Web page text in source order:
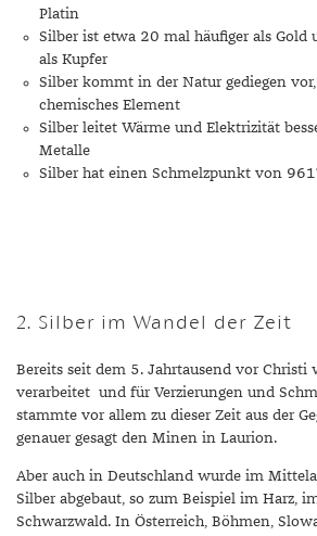
CITRIN
DIAMANT
DIOPSID
JADE
KARNEOL
KUNZIT
LABRADORIT
RINGGRÖSSEN
SYMBOLIK
UNGLAUBLICH
SILBERSCHMUCK REINIGEN
HAUSHALTSMITTEL
HERBST
SOMMER
WINTER
STILE
ALLTAG
BUSINESS
DINNER
Platin
Silber ist etwa 20 mal häufiger als Gold
als Kupfer
Silber kommt in der Natur gediegen
chemisches Element
Silber leitet Wärme und Elektrizität
Metalle
Silber hat einen Schmelzpunkt von
2. Silber im Wandel der Zeit
Bereits seit dem 5. Jahrtausend vor Christi
verarbeitet und für Verzierungen und
stammte vor allem zu dieser Zeit aus der
genauer gesagt den Minen in Laurion.
Aber auch in Deutschland wurde im
Silber abgebaut, so zum Beispiel im Harz,
Schwarzwald. In Österreich, Böhmen,